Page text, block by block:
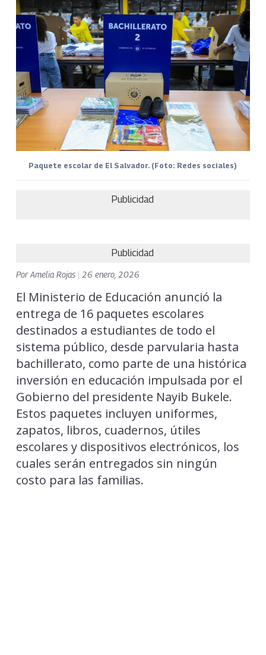
Paquete escolar de El Salvador. (Foto: Redes sociales)
Publicidad
Publicidad
PorAmelia Rojas 26 enero, 2026
El Ministerio de Educación anunció la
entrega de 16 paquetes escolares
destinados a estudiantes de todo el
sistema público, desde parvularia hasta
bachillerato, como parte de una histórica
inversión en educación impulsada por el
Gobierno del presidente Nayib Bukele.
Estos paquetes incluyen uniformes,
zapatos, libros, cuadernos, útiles
escolares y dispositivos electrónicos, los
cuales serán entregados sin ningún
costo para las familias.